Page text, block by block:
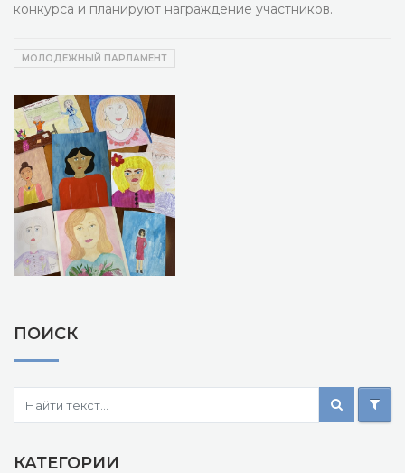
конкурса и планируют награждение участников.
МОЛОДЕЖНЫЙ ПАРЛАМЕНТ
ПОИСК
КАТЕГОРИИ